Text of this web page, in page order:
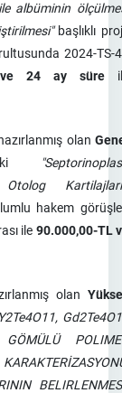
albüminin
başlıklı
2024-TS-
ve 24 ay süre
olan
hakem
ile 90.000,00-TL
olan